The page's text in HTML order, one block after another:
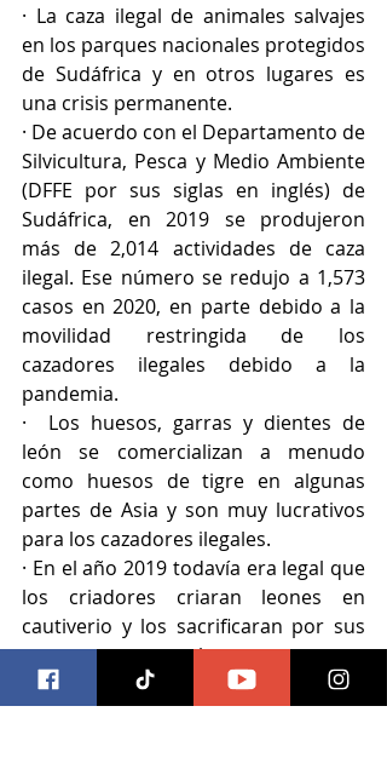
· La caza ilegal de animales salvajes
en los parques nacionales protegidos
de Sudáfrica y en otros lugares es
una crisis permanente.
· De acuerdo con el Departamento de
Silvicultura, Pesca y Medio Ambiente
(DFFE por sus siglas en inglés) de
Sudáfrica, en 2019 se produjeron
más de 2,014 actividades de caza
ilegal. Ese número se redujo a 1,573
casos en 2020, en parte debido a la
movilidad restringida de los
cazadores ilegales debido a la
pandemia.
·  Los huesos, garras y dientes de
león se comercializan a menudo
como huesos de tigre en algunas
partes de Asia y son muy lucrativos
para los cazadores ilegales.
· En el año 2019 todavía era legal que
los criadores criaran leones en
cautiverio y los sacrificaran por sus
partes —o que los usaran para
“cacerías legales”, en la que los
turistas podían cazar leones criados